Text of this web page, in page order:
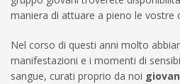
maniera di attuare a pieno le vostre
Nel corso di questi anni molto
manifestazioni e i momenti di
sangue, curati proprio da noi